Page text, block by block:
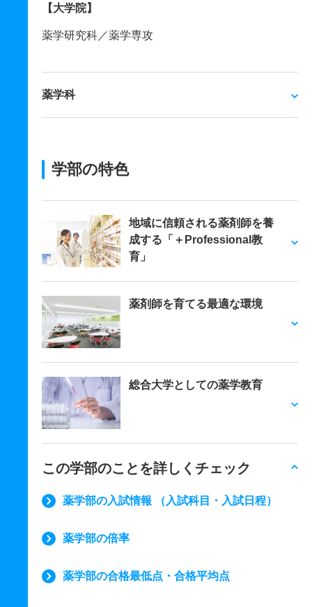
【大学院】
薬学研究科／薬学専攻
薬学科
学部の特色
地域に信頼される薬剤師を養
成する「＋Professional教
育」
薬剤師を育てる最適な環境
総合大学としての薬学教育
この学部のことを詳しくチェック
薬学部の入試情報 （入試科目・入試日程）
薬学部の倍率
薬学部の合格最低点・合格平均点